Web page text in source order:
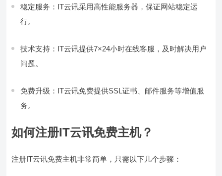
稳定服务：IT云讯采用高性能服务器，保证网站稳定运
行。
技术支持：IT云讯提供7×24小时在线客服，及时解决用户
问题。
免费升级：IT云讯免费提供SSL证书、邮件服务等增值服
务。
如何注册IT云讯免费主机？
注册IT云讯免费主机非常简单，只需以下几个步骤：